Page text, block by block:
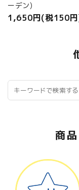
ーデン)
1,650円(税150
商